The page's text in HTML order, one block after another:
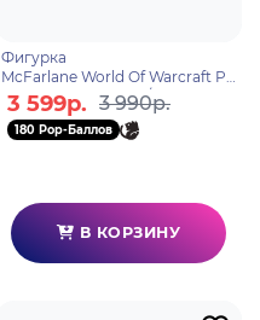
Фигурка
McFarlane World Of Warcraft Po
sed Pandaren Monk/Rogue
15см 787926166774
3 599р. 3 990р.
180 Pop-Баллов
В КОРЗИНУ